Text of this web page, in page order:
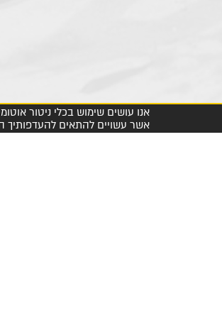
אשר עשויים להתאים להעדפותיך